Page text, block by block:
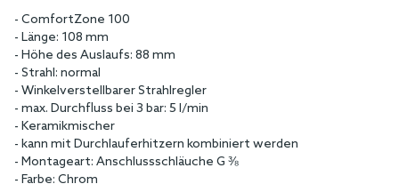
- ComfortZone 100
- Länge: 108 mm
- Höhe des Auslaufs: 88 mm
- Strahl: normal
- Winkelverstellbarer Strahlregler
- max. Durchfluss bei 3 bar: 5 l/min
- Keramikmischer
- kann mit Durchlauferhitzern kombiniert werden
- Montageart: Anschlussschläuche G ⅜
- Farbe: Chrom